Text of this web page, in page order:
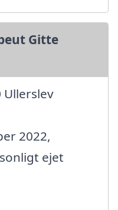
Gitte
Ullerslev
2022,
ejet